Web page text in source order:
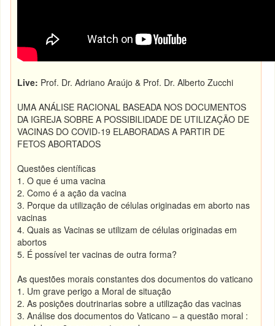
Live: Prof. Dr. Adriano Araújo & Prof. Dr. Alberto Zucchi
UMA ANÁLISE RACIONAL BASEADA NOS DOCUMENTOS
DA IGREJA SOBRE A POSSIBILIDADE DE UTILIZAÇÃO DE
VACINAS DO COVID-19 ELABORADAS A PARTIR DE
FETOS ABORTADOS
Questões científicas
1. O que é uma vacina
2. Como é a ação da vacina
3. Porque da utilização de células originadas em aborto nas
vacinas
4. Quais as Vacinas se utilizam de células originadas em
abortos
5. É possível ter vacinas de outra forma?
As questões morais constantes dos documentos do vaticano
1. Um grave perigo a Moral de situação
2. As posições doutrinarias sobre a utilização das vacinas
3. Análise dos documentos do Vaticano – a questão moral :